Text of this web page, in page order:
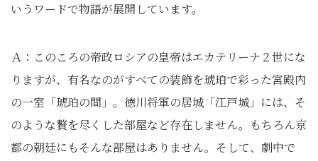
いうワードで物語が展開しています。
Ａ：このころの帝政ロシアの皇帝はエカテリーナ２世にな
りますが、有名なのがすべての装飾を琥珀で彩った宮殿内
の一室「琥珀の間」。徳川将軍の居城「江戸城」には、そ
のような贅を尽くした部屋など存在しません。もちろん京
都の朝廷にもそんな部屋はありません。そして、劇中で